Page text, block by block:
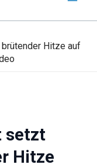
Hitze auf
setzt
Hitze